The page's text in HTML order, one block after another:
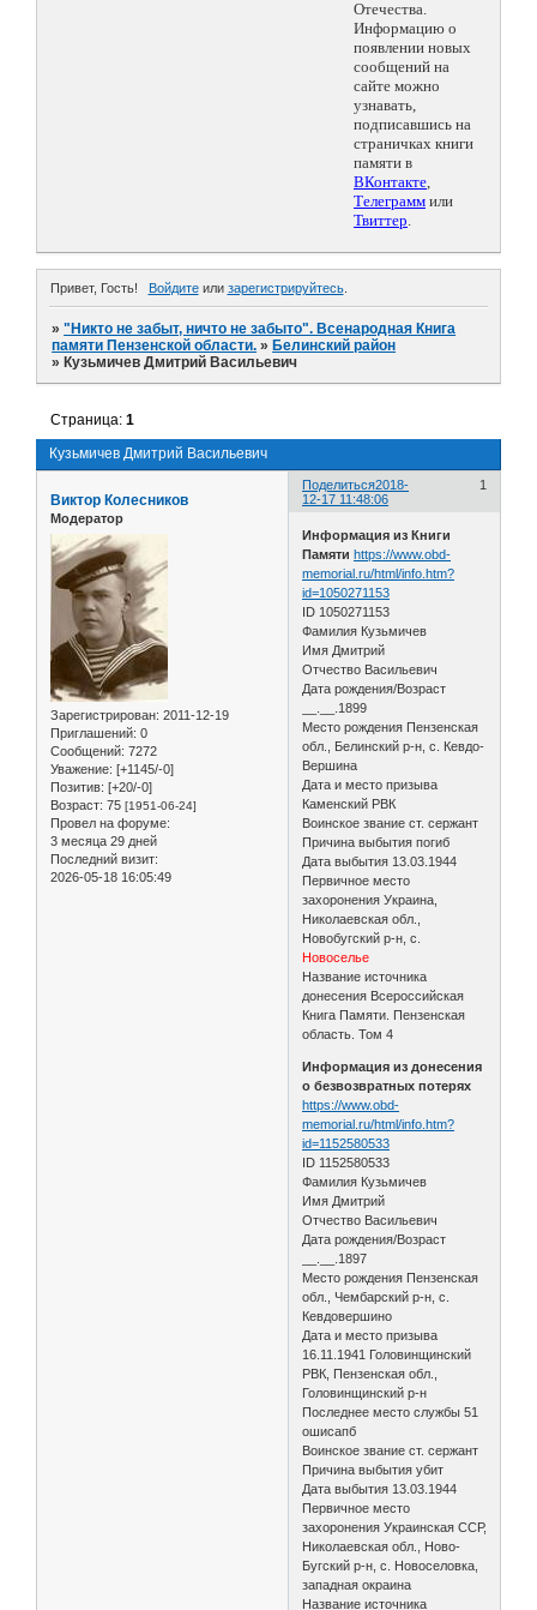
Отечества.
Информацию о
появлении новых
сообщений на
сайте можно
узнавать,
подписавшись на
страничках книги
памяти в
ВКонтакте,
Телеграмм или
Твиттер.
Привет, Гость! Войдитеили зарегистрируйтесь.
»"Никто не забыт, ничто не забыто". Всенародная Книга
памяти Пензенской области. » Белинский район
» Кузьмичев Дмитрий Васильевич
Кузьмичев Дмитрий Васильевич
Страница:1
Поделиться 1
2018-
12-17 11:48:06
Виктор Колесников
Модератор
Зарегистрирован: 2011-12-19
Приглашений: 0
Сообщений: 7272
Уважение: [+1145/-0]
Позитив: [+20/-0]
Возраст: 75 [1951-06-24]
Провел на форуме:
3 месяца 29 дней
Последний визит:
2026-05-18 16:05:49
Информация из Книги
Памяти https://www.obd-
memorial.ru/html/info.htm?
id=1050271153
ID 1050271153
Фамилия Кузьмичев
Имя Дмитрий
Отчество Васильевич
Дата рождения/Возраст
__.__.1899
Место рождения Пензенская
обл., Белинский р-н, с. Кевдо-
Вершина
Дата и место призыва
Каменский РВК
Воинское звание ст. сержант
Причина выбытия погиб
Дата выбытия 13.03.1944
Первичное место
захоронения Украина,
Николаевская обл.,
Новобугский р-н, с.
Новоселье
Название источника
донесения Всероссийская
Книга Памяти. Пензенская
область. Том 4
Информация из донесения
о безвозвратных потерях
https://www.obd-
memorial.ru/html/info.htm?
id=1152580533
ID 1152580533
Фамилия Кузьмичев
Имя Дмитрий
Отчество Васильевич
Дата рождения/Возраст
__.__.1897
Место рождения Пензенская
обл., Чембарский р-н, с.
Кевдовершино
Дата и место призыва
16.11.1941 Головинщинский
РВК, Пензенская обл.,
Головинщинский р-н
Последнее место службы 51
ошисапб
Воинское звание ст. сержант
Причина выбытия убит
Дата выбытия 13.03.1944
Первичное место
захоронения Украинская ССР,
Николаевская обл., Ново-
Бугский р-н, с. Новоселовка,
западная окраина
Название источника